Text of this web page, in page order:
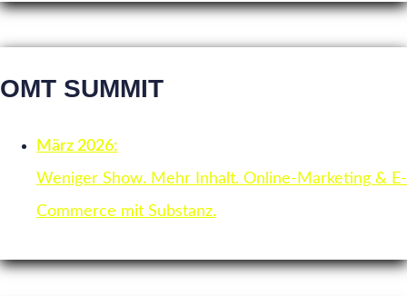
OMT SUMMIT
März 2026:
Weniger Show. Mehr Inhalt. Online-Marketing & E-
Commerce mit Substanz.